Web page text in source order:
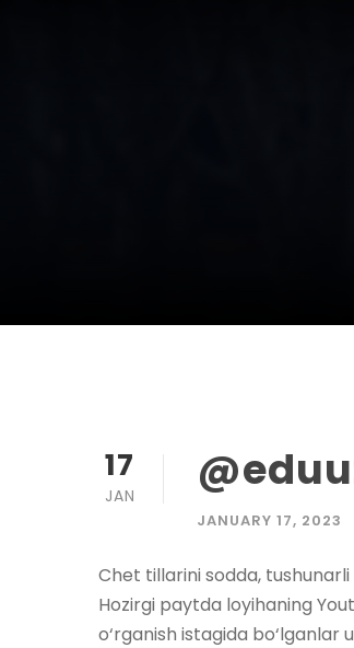
17
JAN
JANUARY 17, 2023
Chet tillarini sodda, tushunarli
Hozirgi paytda loyihaning
o‘rganish istagida bo‘lganlar